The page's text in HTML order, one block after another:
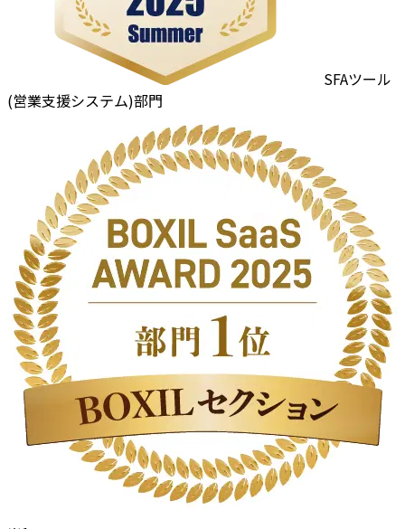
SFAツール
(営業支援システム)部門